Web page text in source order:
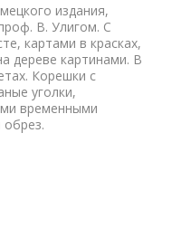
издания,
В. Улигом. С
картами в красках,
дереве картинами. В
Корешки с
уголки,
временными